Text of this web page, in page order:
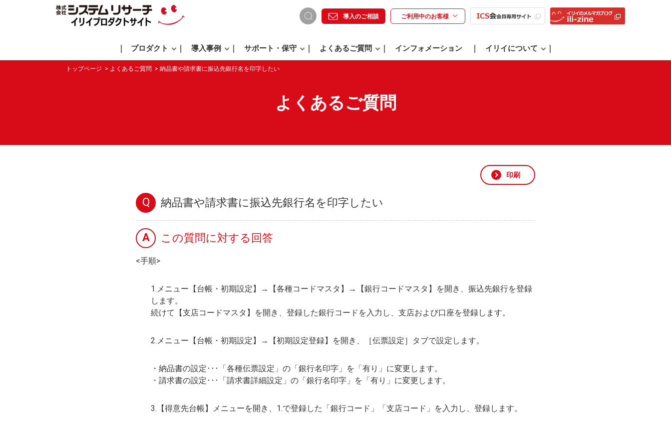
導入のご相談 ご利用中のお客様
プロダクト 導入事例 サポート・保守 よくあるご質問 インフォメーション イリイについて
トップページ よくあるご質問 納品書や請求書に振込先銀行名を印字したい
よくあるご質問
印刷
Q 納品書や請求書に振込先銀行名を印字したい
A この質問に対する回答
<手順>
1.メニュー【台帳・初期設定】→【各種コードマスタ】→【銀行コードマスタ】を開き、振込先銀行を登録
します。
続けて【支店コードマスタ】を開き、登録した銀行コードを入力し、支店および口座を登録します。
2.メニュー【台帳・初期設定】→【初期設定登録】を開き、［伝票設定］タブで設定します。
・納品書の設定･･･「各種伝票設定」の「銀行名印字」を「有り」に変更します。
・請求書の設定･･･「請求書詳細設定」の「銀行名印字」を「有り」に変更します。
3.【得意先台帳】メニューを開き、1.で登録した「銀行コード」「支店コード」を入力し、登録します。